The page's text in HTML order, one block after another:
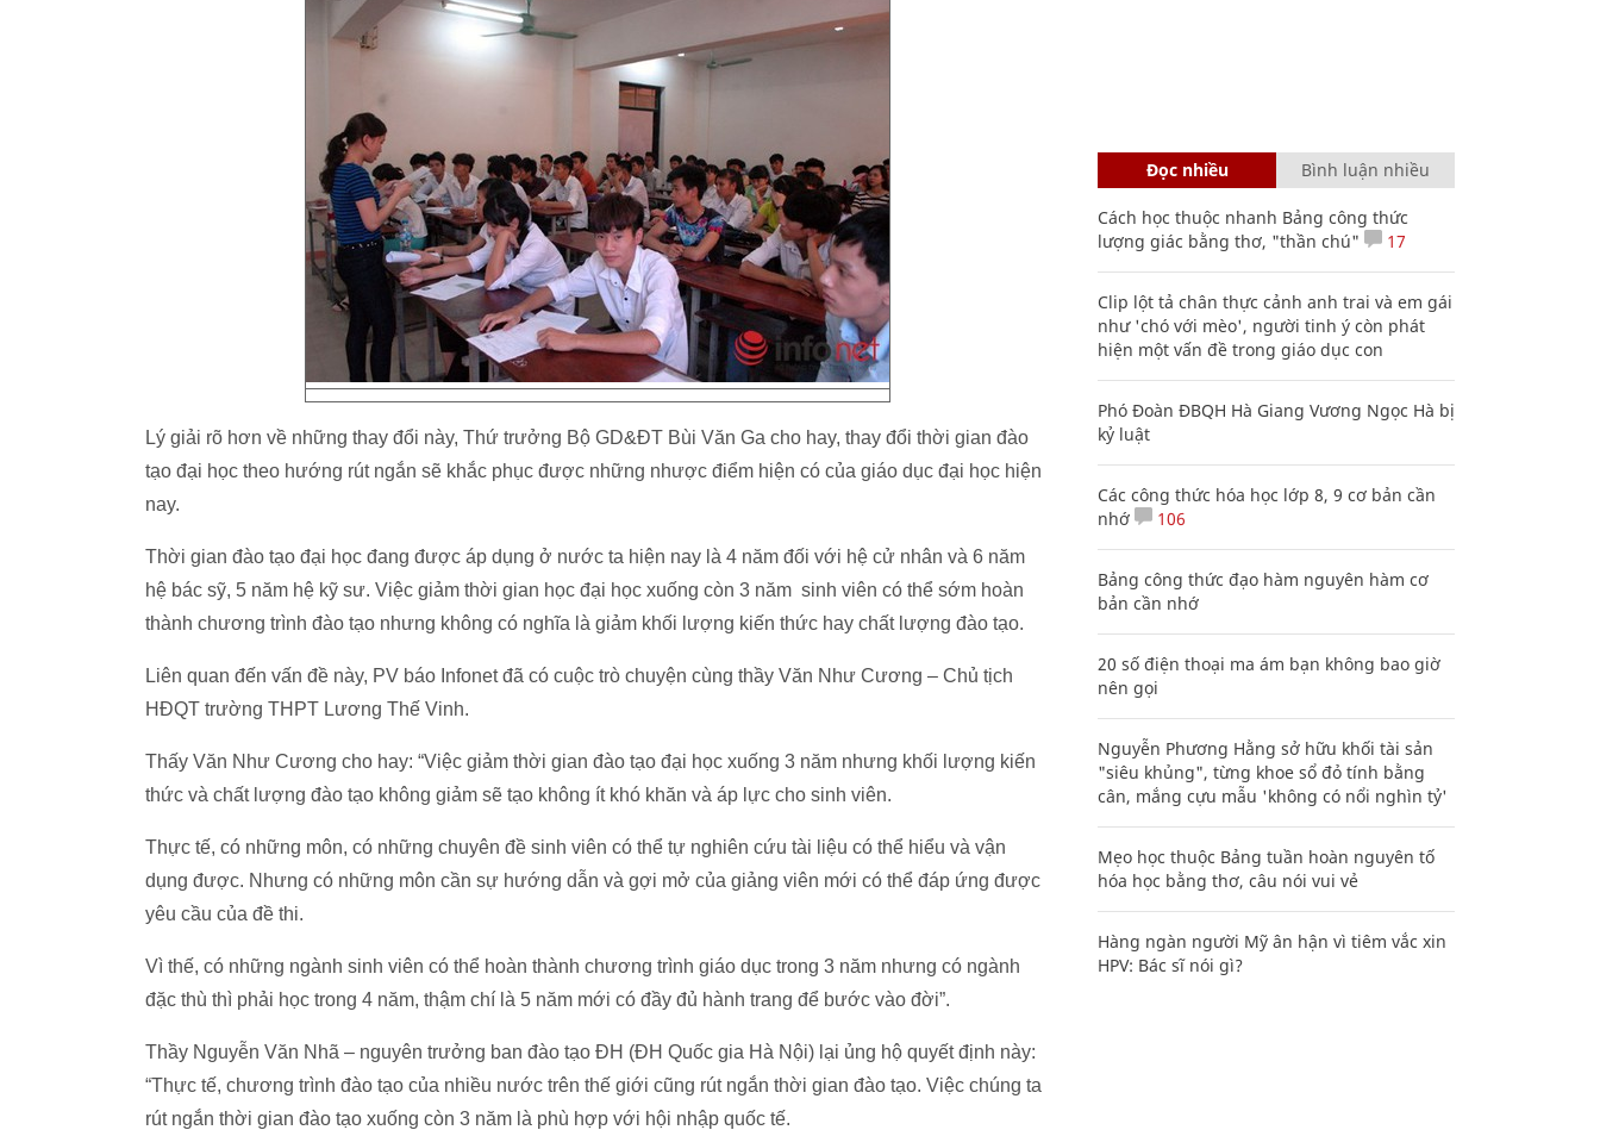
Lý giải rõ hơn về những thay đổi này, Thứ trưởng Bộ GD&ĐT Bùi Văn Ga cho hay, thay đổi thời gian đào
tạo đại học theo hướng rút ngắn sẽ khắc phục được những nhược điểm hiện có của giáo dục đại học hiện
nay.
Thời gian đào tạo đại học đang được áp dụng ở nước ta hiện nay là 4 năm đối với hệ cử nhân và 6 năm
hệ bác sỹ, 5 năm hệ kỹ sư. Việc giảm thời gian học đại học xuống còn 3 năm sinh viên có thể sớm hoàn
thành chương trình đào tạo nhưng không có nghĩa là giảm khối lượng kiến thức hay chất lượng đào tạo.
Liên quan đến vấn đề này, PV báo Infonet đã có cuộc trò chuyện cùng thầy Văn Như Cương – Chủ tịch
HĐQT trường THPT Lương Thế Vinh.
Thấy Văn Như Cương cho hay: “Việc giảm thời gian đào tạo đại học xuống 3 năm nhưng khối lượng kiến
thức và chất lượng đào tạo không giảm sẽ tạo không ít khó khăn và áp lực cho sinh viên.
Thực tế, có những môn, có những chuyên đề sinh viên có thể tự nghiên cứu tài liệu có thể hiểu và vận
dụng được. Nhưng có những môn cần sự hướng dẫn và gợi mở của giảng viên mới có thể đáp ứng được
yêu cầu của đề thi.
Vì thế, có những ngành sinh viên có thể hoàn thành chương trình giáo dục trong 3 năm nhưng có ngành
đặc thù thì phải học trong 4 năm, thậm chí là 5 năm mới có đầy đủ hành trang để bước vào đời”.
Thầy Nguyễn Văn Nhã – nguyên trưởng ban đào tạo ĐH (ĐH Quốc gia Hà Nội) lại ủng hộ quyết định này:
“Thực tế, chương trình đào tạo của nhiều nước trên thế giới cũng rút ngắn thời gian đào tạo. Việc chúng ta
rút ngắn thời gian đào tạo xuống còn 3 năm là phù hợp với hội nhập quốc tế.
Đọc nhiều Bình luận nhiều
Cách học thuộc nhanh Bảng công thức
lượng giác bằng thơ, "thần chú"
17
Clip lột tả chân thực cảnh anh trai và em gái
như 'chó với mèo', người tinh ý còn phát
hiện một vấn đề trong giáo dục con
Phó Đoàn ĐBQH Hà Giang Vương Ngọc Hà bị
kỷ luật
Các công thức hóa học lớp 8, 9 cơ bản cần
nhớ
106
Bảng công thức đạo hàm nguyên hàm cơ
bản cần nhớ
20 số điện thoại ma ám bạn không bao giờ
nên gọi
Nguyễn Phương Hằng sở hữu khối tài sản
"siêu khủng", từng khoe sổ đỏ tính bằng
cân, mắng cựu mẫu 'không có nổi nghìn tỷ'
Mẹo học thuộc Bảng tuần hoàn nguyên tố
hóa học bằng thơ, câu nói vui vẻ
Hàng ngàn người Mỹ ân hận vì tiêm vắc xin
HPV: Bác sĩ nói gì?